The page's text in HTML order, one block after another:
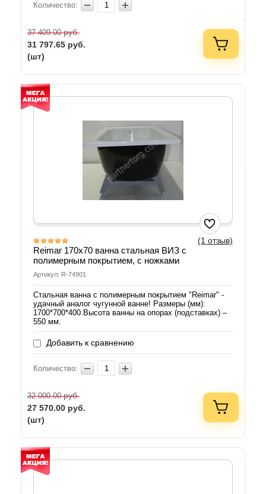
Количество:
37 409.00руб.
31 797.65 руб.
(шт)
(1 отзыв)
Reimar 170х70 ванна стальная ВИЗ с
полимерным покрытием, с ножками
Артикул: R-74901
Стальная ванна с полимерным покрытием "Reimar" -
удачный аналог чугунной ванне! Размеры (мм):
1700*700*400.Высота ванны на опорах (подставках) –
550 мм.
Добавить к сравнению
Количество:
32 000.00руб.
27 570.00 руб.
(шт)